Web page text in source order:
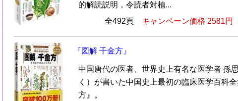
的解読説明，令読者対植...
全492頁 キャンペーン価格 2581円
『図解 千金方』
中国唐代の医者、世界史上有名な医学者 孫
く）が書いた中国史上最初の臨床医学百科
方』。